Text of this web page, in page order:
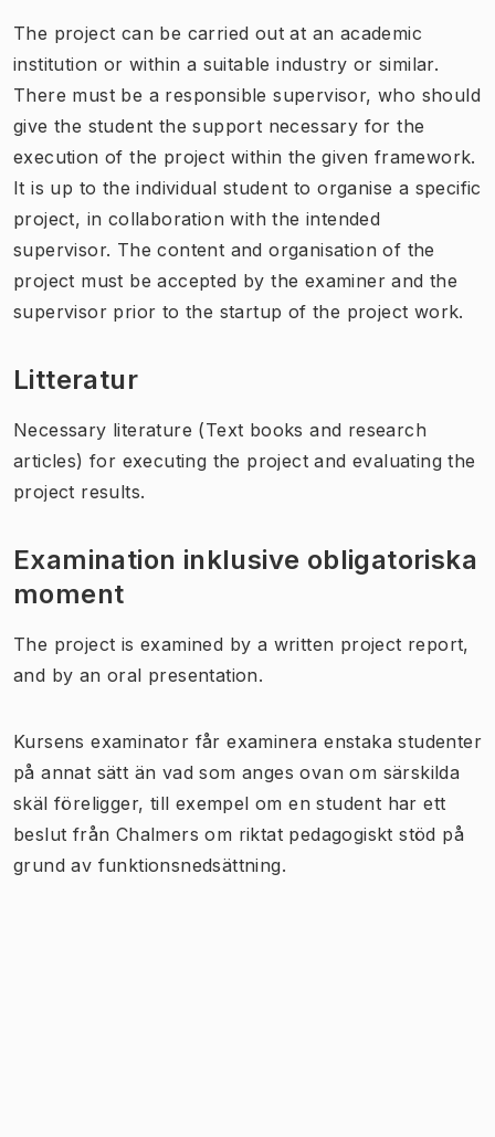
The project can be carried out at an academic
institution or within a suitable industry or similar.
There must be a responsible supervisor, who should
give the student the support necessary for the
execution of the project within the given framework.
It is up to the individual student to organise a specific
project, in collaboration with the intended
supervisor. The content and organisation of the
project must be accepted by the examiner and the
supervisor prior to the startup of the project work.
Litteratur
Necessary literature (Text books and research
articles) for executing the project and evaluating the
project results.
Examination inklusive obligatoriska
moment
The project is examined by a written project report,
and by an oral presentation.
Kursens examinator får examinera enstaka studenter
på annat sätt än vad som anges ovan om särskilda
skäl föreligger, till exempel om en student har ett
beslut från Chalmers om riktat pedagogiskt stöd på
grund av funktionsnedsättning.